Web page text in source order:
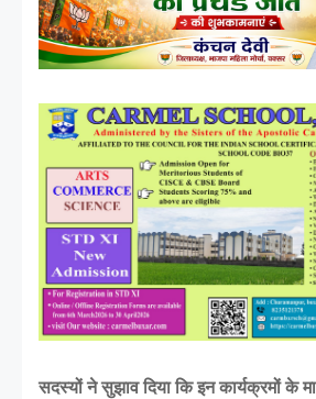
सदस्यों ने सुझाव दिया कि इन कार्यक्रमों के